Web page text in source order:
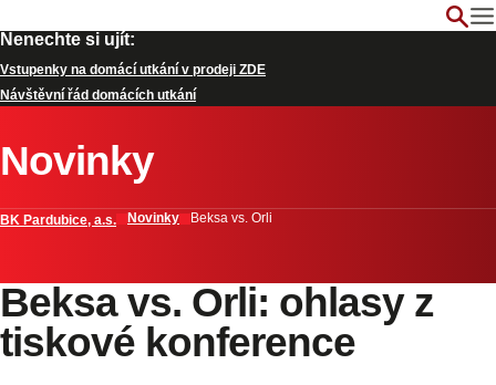
Nenechte si ujít:
Vstupenky na domácí utkání v prodeji ZDE
Návštěvní řád domácích utkání
Novinky
BK Pardubice, a.s. Novinky Beksa vs. Orli
Beksa vs. Orli: ohlasy z
tiskové konference